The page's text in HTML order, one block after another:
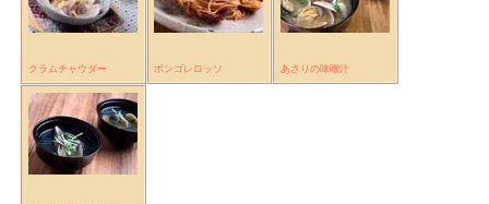
クラムチャウダー ボンゴレロッソ あさりの味噌汁